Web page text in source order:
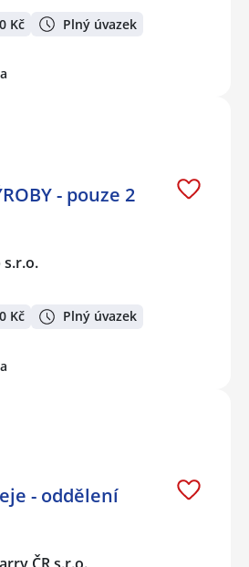
Kč Plný úvazek
- pouze 2
Kč Plný úvazek
- oddělení